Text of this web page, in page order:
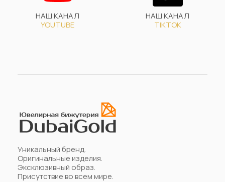
НАШ КАНАЛ
YOUTUBE
НАШ КАНАЛ
TIKTOK
Уникальный бренд.
Оригинальные изделия.
Эксклюзивный образ.
Присутствие во всем мире.